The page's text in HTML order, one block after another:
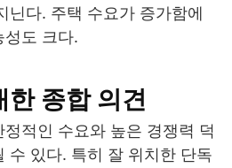
닌다. 주택 수요가 증가함에
성도 크다.
한 종합 의견
적인 수요와 높은 경쟁력 덕
수 있다. 특히 잘 위치한 단독